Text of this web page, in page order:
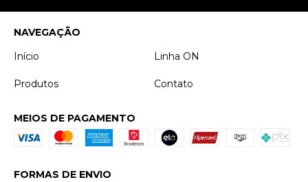
NAVEGAÇÃO
Início
Linha ON
Produtos Contato
MEIOS DE PAGAMENTO
FORMAS DE ENVIO